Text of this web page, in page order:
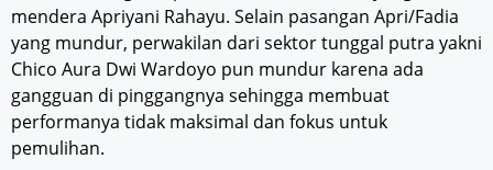
mendera Apriyani Rahayu. Selain pasangan Apri/Fadia
yang mundur, perwakilan dari sektor tunggal putra yakni
Chico Aura Dwi Wardoyo pun mundur karena ada
gangguan di pinggangnya sehingga membuat
performanya tidak maksimal dan fokus untuk
pemulihan.